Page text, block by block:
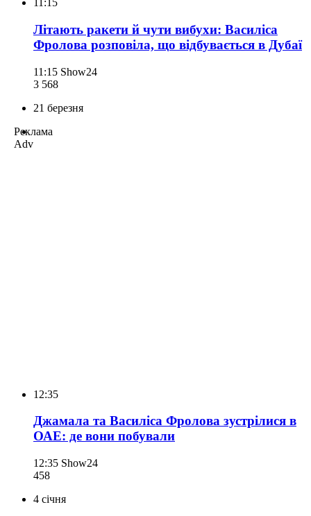
11:15
Літають ракети й чути вибухи: Василіса
Фролова розповіла, що відбувається в Дубаї
11:15 Show24
3 568
21 березня
Реклама
Adv
12:35
Джамала та Василіса Фролова зустрілися в
ОАЕ: де вони побували
12:35 Show24
458
4 січня